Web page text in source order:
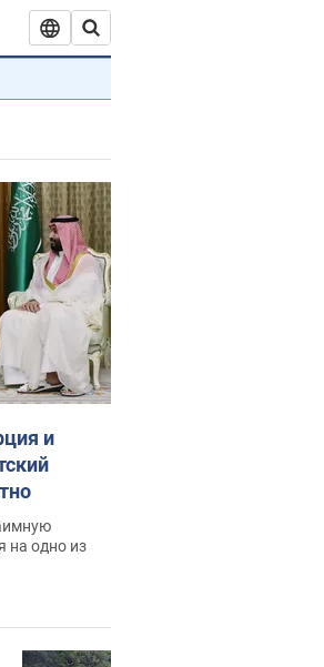
и
на одно из